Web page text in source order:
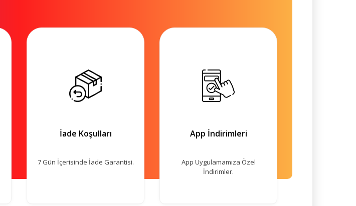
İade Koşulları
7 Gün İçerisinde İade Garantisi.
App İndirimleri
App Uygulamamıza Özel
İndirimler.